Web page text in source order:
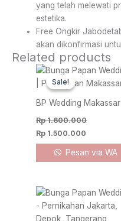
yang telah melewati
estetika.
Free Ongkir
akan dikonfirmasi
Related products
Sale!
Sale!
BP Wedding Makassar
Rp1.600.000
Original
price
was:
Rp 1.500.000
Current
is:
Pesan via WA